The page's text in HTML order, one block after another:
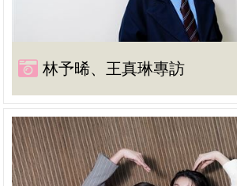
林予晞、王真琳專訪